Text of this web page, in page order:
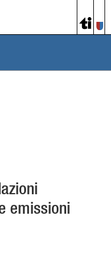
emissioni